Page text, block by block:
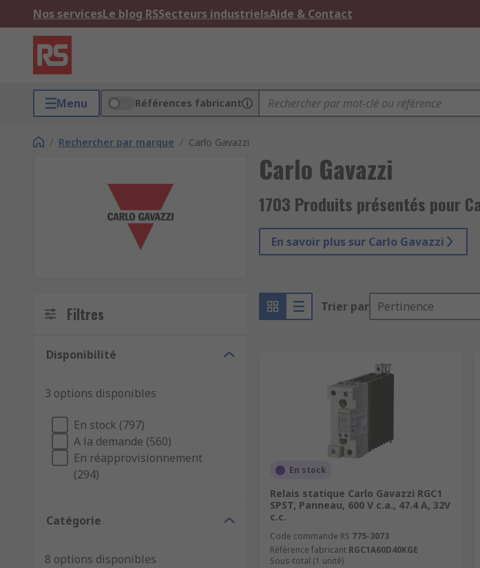
Nos servicesLe blog RSSecteurs industrielsAide & Contact
Menu Références fabricant
/ Rechercher par marque / Carlo Gavazzi
Carlo Gavazzi
1703 Produits présentés pour
En savoir plus sur Carlo Gavazzi
Filtres
Disponibilité
3 options disponibles
En stock (797)
A la demande (560)
En réapprovisionnement
(294)
Catégorie
8 options disponibles
Trier par Pertinence
En stock
Relais statique Carlo Gavazzi RGC1
SPST, Panneau, 600 V c.a., 47.4 A, 32V
c.c.
Code commande RS 775-3073
Référence fabricant RGC1A60D40KGE
Sous-total (1 unité)